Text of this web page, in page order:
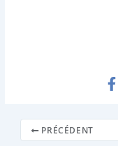
PRÉCÉDENT